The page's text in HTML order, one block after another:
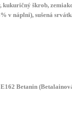
kukuričný škrob,
v náplni), sušená
čokoládová).
lieskových orechov,
239kJ/534,4kcal;
Betanin